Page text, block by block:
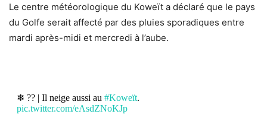
Le centre météorologique du Koweït a déclaré que le pays
du Golfe serait affecté par des pluies sporadiques entre
mardi après-midi et mercredi à l’aube.
❄ ?? | Il neige aussi au #Koweït.
pic.twitter.com/eAsdZNoKJp